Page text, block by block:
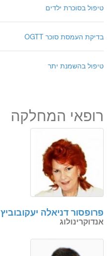
טיפול בסוכרת ילדים
בדיקת העמסת סוכר OGTT
טיפול בהשמנת יתר
רופאי המחלקה
פרופסור דניאלה יעקובוביץ
אנדוקרינולוג